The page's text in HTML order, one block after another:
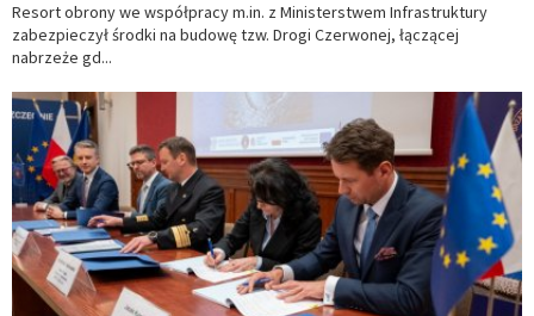
Resort obrony we współpracy m.in. z Ministerstwem Infrastruktury
zabezpieczył środki na budowę tzw. Drogi Czerwonej, łączącej
nabrzeże gd...